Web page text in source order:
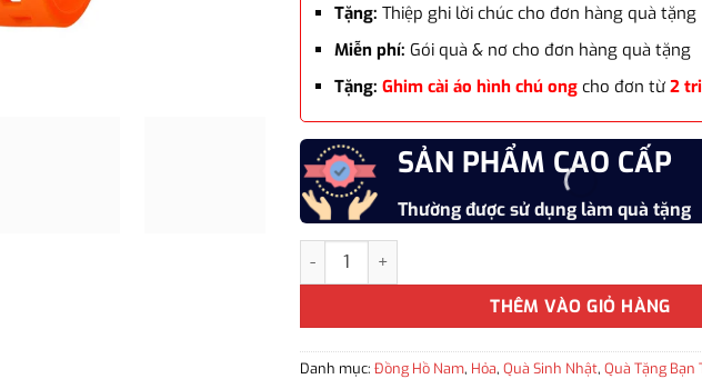
Tặng: Thiệp ghi lời chúc cho đơn hàng quà tặng
Miễn phí: Gói quà & nơ cho đơn hàng quà tặng
Tặng: Ghim cài áo hình chú ongcho đơn từ 2
SẢN PHẨM CAO CẤP
Thường được sử dụng làm quà tặng
Đồng hồ Nam cao cấp Mini Focus MF0473G.03 -
THÊM VÀO GIỎ HÀNG
Danh mục: Đồng Hồ Nam, Hỏa, Quà Sinh Nhật, Quà Tặng Bạn